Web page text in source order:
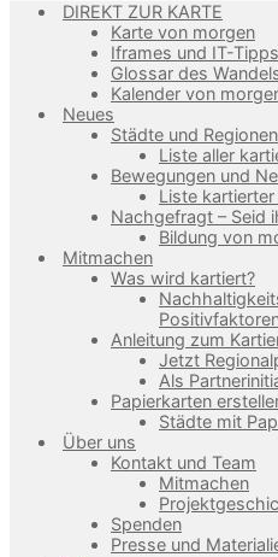
DIREKT ZUR KARTE
Karte von morgen
Iframes und IT-Tipps
Glossar des
Kalender von
Neues
Städte und Regionen
Liste aller
Bewegungen und
Liste
Nachgefragt – Seid
Bildung von
Mitmachen
Was wird kartiert?
Anleitung zum
Jetzt
Als
Papierkarten
Städte mit
Über uns
Kontakt und Team
Mitmachen
Spenden
Presse und